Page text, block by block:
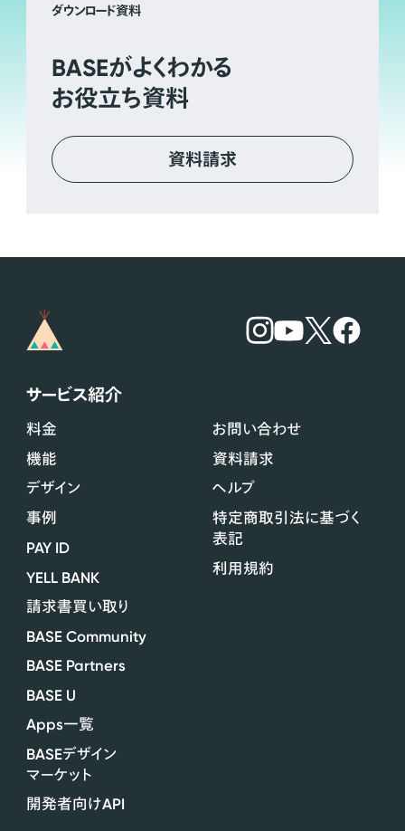
ダウンロード資料
BASEがよくわかる
お役立ち資料
資料請求
サービス紹介
料金
機能
デザイン
事例
PAY ID
YELL BANK
請求書買い取り
BASE Community
BASE Partners
BASE U
Apps一覧
BASEデザイン
マーケット
開発者向けAPI
お問い合わせ
資料請求
ヘルプ
特定商取引法に基づく
表記
利用規約